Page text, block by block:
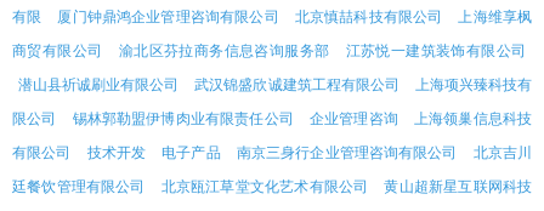
有限
厦门钟鼎鸿企业管理咨询有限公司 北京慎喆科技有限公司
上海维享枫
商贸有限公司
渝北区芬拉商务信息咨询服务部
江苏悦一建筑装饰有限公司
潜山县祈诚刷业有限公司
武汉锦盛欣诚建筑工程有限公司
上海项兴臻科技有
限公司
锡林郭勒盟伊博肉业有限责任公司 企业管理咨询
上海领巢信息科技
有限公司
技术开发 电子产品 南京三身行企业管理咨询有限公司
北京吉川
廷餐饮管理有限公司
北京瓯江草堂文化艺术有限公司
黄山超新星互联网科技